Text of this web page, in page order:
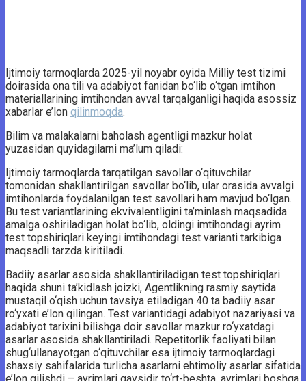
Ijtimoiy tarmoqlarda 2025-yil noyabr oyida Milliy test tizimi
doirasida ona tili va adabiyot fanidan bo‘lib o‘tgan imtihon
materiallarining imtihondan avval tarqalganligi haqida asossiz
xabarlar e’lon qilinmoqda.
Bilim va malakalarni baholash agentligi mazkur holat
yuzasidan quyidagilarni ma’lum qiladi:
Ijtimoiy tarmoqlarda tarqatilgan savollar o‘qituvchilar
tomonidan shakllantirilgan savollar bo‘lib, ular orasida avvalgi
imtihonlarda foydalanilgan test savollari ham mavjud bo‘lgan.
Bu test variantlarining ekvivalentligini ta’minlash maqsadida
amalga oshiriladigan holat bo‘lib, oldingi imtihondagi ayrim
test topshiriqlari keyingi imtihondagi test varianti tarkibiga
maqsadli tarzda kiritiladi.
Badiiy asarlar asosida shakllantiriladigan test topshiriqlari
haqida shuni ta’kidlash joizki, Agentlikning rasmiy saytida
mustaqil o‘qish uchun tavsiya etiladigan 40 ta badiiy asar
ro‘yxati e’lon qilingan. Test variantidagi adabiyot nazariyasi va
adabiyot tarixini bilishga doir savollar mazkur ro‘yxatdagi
asarlar asosida shakllantiriladi. Repetitorlik faoliyati bilan
shug‘ullanayotgan o‘qituvchilar esa ijtimoiy tarmoqlardagi
shaxsiy sahifalarida turlicha asarlarni ehtimoliy asarlar sifatida